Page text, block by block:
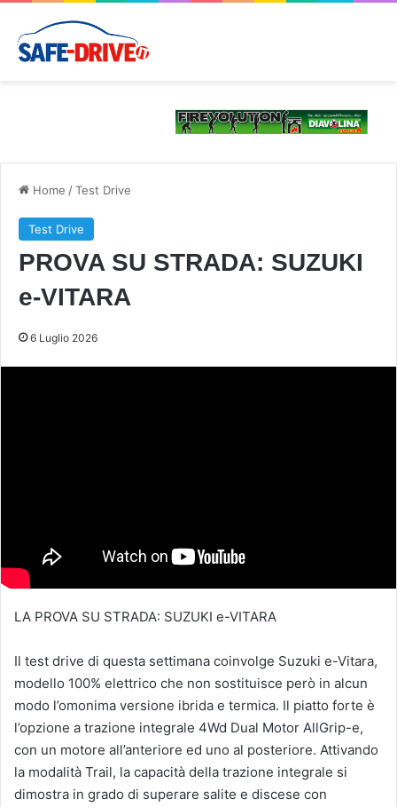
Home /Test Drive
Test Drive
PROVA SU STRADA: SUZUKI
e-VITARA
6 Luglio 2026
LA PROVA SU STRADA: SUZUKI e-VITARA
Il test drive di questa settimana coinvolge Suzuki e-Vitara,
modello 100% elettrico che non sostituisce però in alcun
modo l’omonima versione ibrida e termica. Il piatto forte è
l’opzione a trazione integrale 4Wd Dual Motor AllGrip-e,
con un motore all’anteriore ed uno al posteriore. Attivando
la modalità Trail, la capacità della trazione integrale si
dimostra in grado di superare salite e discese con